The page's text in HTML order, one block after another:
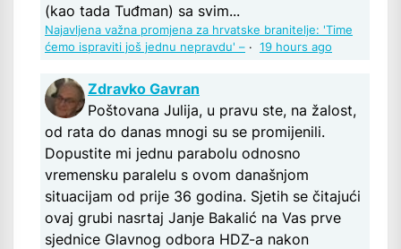
(kao tada Tuđman) sa svim...
Najavljena važna promjena za hrvatske branitelje: 'Time
ćemo ispraviti još jednu nepravdu' – · 19 hours ago
Zdravko Gavran
Poštovana Julija, u pravu ste, na žalost,
od rata do danas mnogi su se promijenili.
Dopustite mi jednu parabolu odnosno
vremensku paralelu s ovom današnjom
situacijam od prije 36 godina. Sjetih se čitajući
ovaj grubi nasrtaj Janje Bakalić na Vas prve
sjednice Glavnog odbora HDZ-a nakon